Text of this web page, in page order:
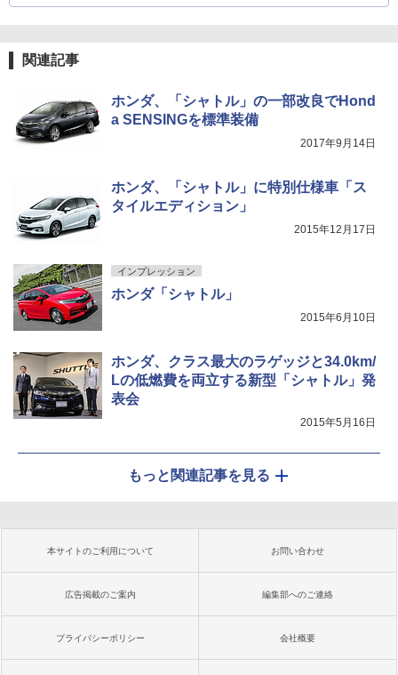
関連記事
ホンダ、「シャトル」の一部改良でHond
a SENSINGを標準装備
2017年9月14日
ホンダ、「シャトル」に特別仕様車「ス
タイルエディション」
2015年12月17日
インプレッション
ホンダ「シャトル」
2015年6月10日
ホンダ、クラス最大のラゲッジと34.0km/
Lの低燃費を両立する新型「シャトル」発
表会
2015年5月16日
もっと関連記事を見る
本サイトのご利用について お問い合わせ
広告掲載のご案内 編集部へのご連絡
プライバシーポリシー 会社概要